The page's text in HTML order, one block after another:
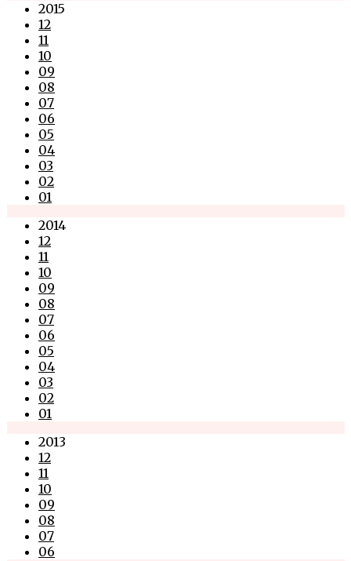
2015
12
11
10
09
08
07
06
05
04
03
02
01
2014
12
11
10
09
08
07
06
05
04
03
02
01
2013
12
11
10
09
08
07
06